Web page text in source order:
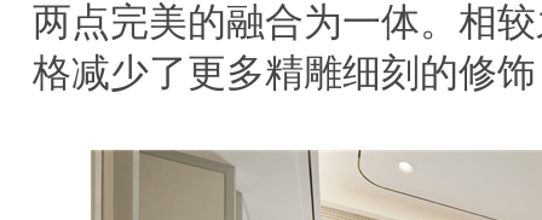
两点完美的融合为一体。相
格减少了更多精雕细刻的修